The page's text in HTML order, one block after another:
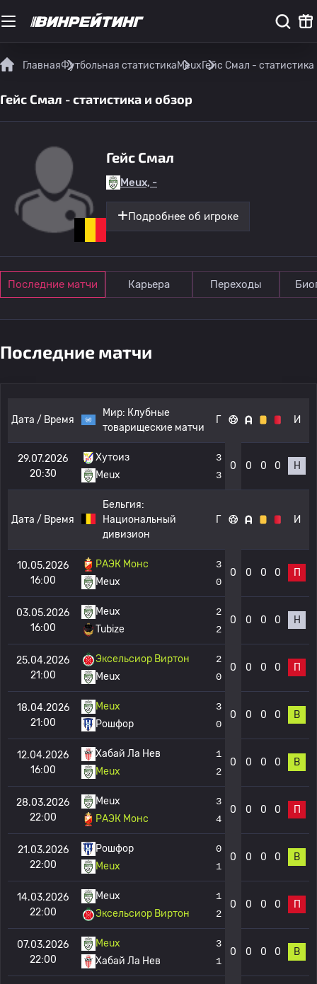
ГлавнаяФутбольная статистикаMeuxГейс Смал - статистика
Гейс Смал - статистика и обзор
Гейс Смал
Meux, -
Подробнее об игроке
Последние матчи Карьера Переходы
Последние матчи
Дата / Время
Мир: Клубные
товарищеские матчи
Г И
29.07.2026
20:30
Хутоиз
Meux
3
3
0 0 0 0 Н
Дата / Время
Бельгия:
Национальный
дивизион
Г И
10.05.2026
16:00
РАЭК Монс
Meux
3
0
0 0 0 0 П
03.05.2026
16:00
Meux
Tubize
2
2
0 0 0 0 Н
25.04.2026
21:00
Эксельсиор Виртон
Meux
2
0
0 0 0 0 П
18.04.2026
21:00
Meux
Рошфор
3
0
0 0 0 0 В
12.04.2026
16:00
Хабай Ла Нев
Meux
1
2
0 0 0 0 В
28.03.2026
22:00
Meux
РАЭК Монс
3
4
0 0 0 0 П
21.03.2026
22:00
Рошфор
Meux
0
1
0 0 0 0 В
14.03.2026
22:00
Meux
Эксельсиор Виртон
1
2
0 0 0 0 П
07.03.2026
22:00
Meux
Хабай Ла Нев
3
1
0 0 0 0 В